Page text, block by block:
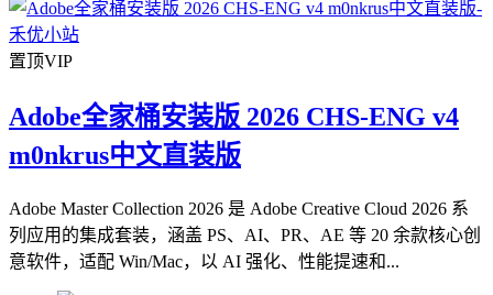
置顶VIP
Adobe全家桶安装版 2026 CHS-ENG v4
m0nkrus中文直装版
Adobe Master Collection 2026 是 Adobe Creative Cloud 2026 系
列应用的集成套装，涵盖 PS、AI、PR、AE 等 20 余款核心创
意软件，适配 Win/Mac，以 AI 强化、性能提速和...